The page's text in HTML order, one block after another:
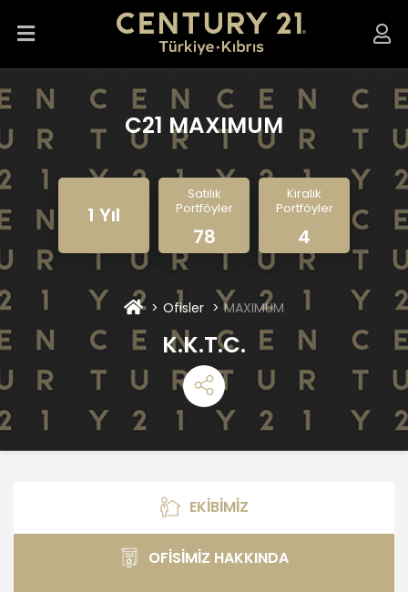
C21 MAXIMUM
1 Yıl
Satılık
Portföyler
78
Kiralık
Portföyler
4
Ofisler MAXIMUM
K.K.T.C.
Ekibimiz
EKİBİMİZ
Ofisimiz Hakkında
OFİSİMİZ HAKKINDA